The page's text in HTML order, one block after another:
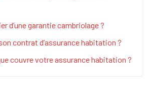
d’une garantie cambriolage ?
contrat d’assurance habitation ?
couvre votre assurance habitation ?